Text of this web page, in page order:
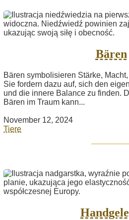
Bären
Bären symbolisieren Stärke,
Sie fordern dazu auf, sich den
und die innere Balance zu finden.
Bären im Traum kann...
November 12, 2024
Tiere